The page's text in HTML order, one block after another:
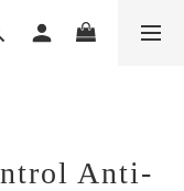
Anti-